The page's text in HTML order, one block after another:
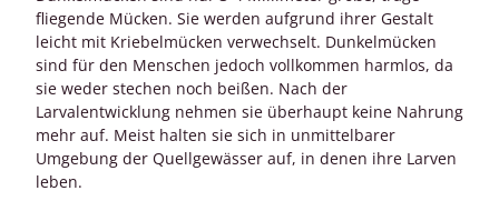
fliegende Mücken. Sie werden aufgrund ihrer Gestalt
leicht mit Kriebelmücken verwechselt. Dunkelmücken
sind für den Menschen jedoch vollkommen harmlos, da
sie weder stechen noch beißen. Nach der
Larvalentwicklung nehmen sie überhaupt keine Nahrung
mehr auf. Meist halten sie sich in unmittelbarer
Umgebung der Quellgewässer auf, in denen ihre Larven
leben.